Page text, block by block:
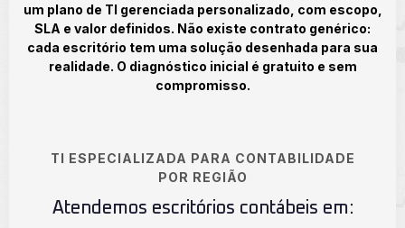
um plano de TI gerenciada personalizado, com escopo,
SLA e valor definidos. Não existe contrato genérico:
cada escritório tem uma solução desenhada para sua
realidade. O diagnóstico inicial é gratuito e sem
compromisso.
TI ESPECIALIZADA PARA CONTABILIDADE
POR REGIÃO
Atendemos escritórios contábeis em: